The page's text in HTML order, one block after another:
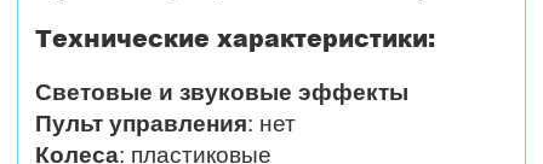
Технические характеристики:
Световые и звуковые эффекты
Пульт управления: нет
Колеса: пластиковые